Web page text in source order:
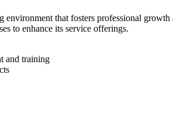
that fosters professional
to enhance its service offerings.
and training